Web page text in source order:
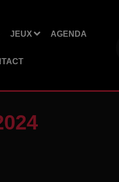
JEUX AGENDA